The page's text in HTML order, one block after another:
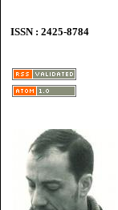
ISSN : 2425-8784